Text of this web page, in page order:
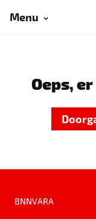
Menu
Oeps,
BNNVARA